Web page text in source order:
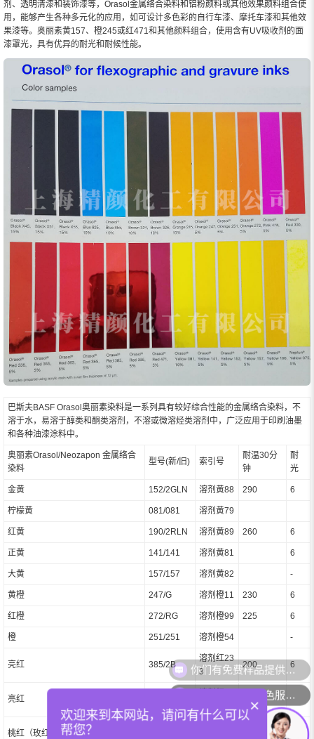
剂、透明清漆和装饰漆等，Orasol金属络合染料和铝粉颜料或其他效果颜料组合使
用，能够产生各种多元化的应用，如可设计多色彩的自行车漆、摩托车漆和其他效
果漆等。奥丽素黄157、橙245或红471和其他颜料组合，使用含有UV吸收剂的面
漆罩光，具有优异的耐光和耐候性能。
巴斯夫BASF Orasol奥丽素染料是一系列具有较好综合性能的金属络合染料，不
溶于水，易溶于醇类和酮类溶剂，不溶或微溶烃类溶剂中，广泛应用于印刷油墨
和各种油漆涂料中。
奥丽素Orasol/Neozapon 金属络合
染料
型号(新/旧) 索引号
耐温30分
钟
耐
光
金黄 152/2GLN 溶剂黄88 290 6
柠檬黄 081/081 溶剂黄79
红黄 190/2RLN 溶剂黄89 260 6
正黄 141/141 溶剂黄81 6
大黄 157/157 溶剂黄82 -
黄橙 247/G 溶剂橙11 230 6
红橙 272/RG 溶剂橙99 225 6
橙 251/251 溶剂橙54 -
亮红 385/2B
溶剂红23
3
200 6
亮红
溶剂红13
桃红（玫红） 200/290
×
欢迎来到本网站，请问有什么可以
帮您？